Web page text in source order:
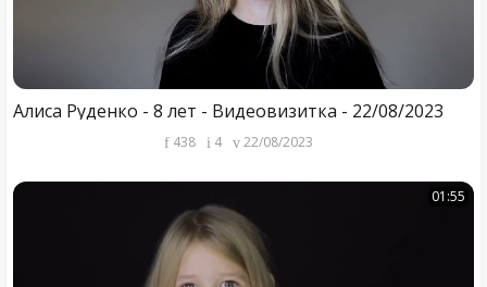
Алиса Руденко - 8 лет - Видеовизитка - 22/08/2023
438 4 22/08/2023
01:55